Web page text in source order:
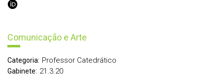
Comunicação e Arte
Categoria: Professor Catedrático
Gabinete: 21.3.20